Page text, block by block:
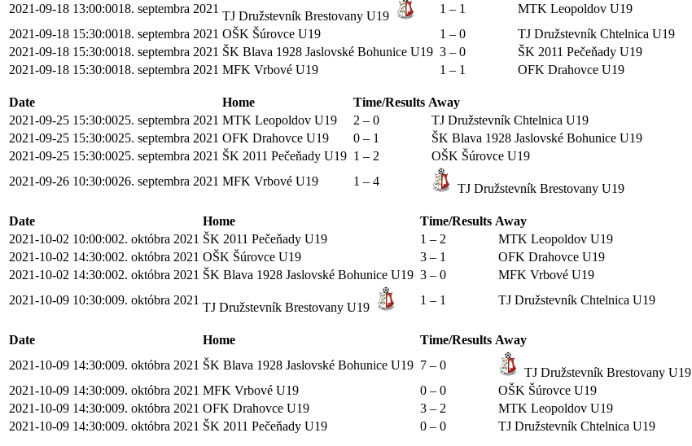
2021-09-18 13:00:0018. septembra 2021
TJ Družstevník Brestovany U19
1 – 1
MTK Leopoldov U19
2021-09-18 15:30:0018. septembra 2021 OŠK Šúrovce U19 1 – 0
TJ Družstevník Chtelnica U19
2021-09-18 15:30:0018. septembra 2021 ŠK Blava 1928 Jaslovské Bohunice U19 3 – 0
ŠK 2011 Pečeňady U19
2021-09-18 15:30:0018. septembra 2021 MFK Vrbové U19 1 – 1 OFK Drahovce U19
Date Home Time/Results Away
2021-09-25 15:30:0025. septembra 2021 MTK Leopoldov U19 2 – 0
TJ Družstevník Chtelnica U19
2021-09-25 15:30:0025. septembra 2021 OFK Drahovce U19 0 – 1
ŠK Blava 1928 Jaslovské Bohunice U19
2021-09-25 15:30:0025. septembra 2021 ŠK 2011 Pečeňady U19 1 – 2
OŠK Šúrovce U19
2021-09-26 10:30:0026. septembra 2021 MFK Vrbové U19 1 – 4
TJ Družstevník Brestovany U19
Date Home Time/Results Away
2021-10-02 10:00:002. októbra 2021 ŠK 2011 Pečeňady U19 1 – 2
MTK Leopoldov U19
2021-10-02 14:30:002. októbra 2021 OŠK Šúrovce U19 3 – 1
OFK Drahovce U19
2021-10-02 14:30:002. októbra 2021 ŠK Blava 1928 Jaslovské Bohunice U19 3 – 0
MFK Vrbové U19
2021-10-09 10:30:009. októbra 2021
TJ Družstevník Brestovany U19
1 – 1 TJ Družstevník Chtelnica U19
Date Home Time/Results Away
2021-10-09 14:30:009. októbra 2021 ŠK Blava 1928 Jaslovské Bohunice U19 7 – 0
TJ Družstevník Brestovany U19
2021-10-09 14:30:009. októbra 2021 MFK Vrbové U19 0 – 0
OŠK Šúrovce U19
2021-10-09 14:30:009. októbra 2021 OFK Drahovce U19 3 – 2
MTK Leopoldov U19
2021-10-09 14:30:009. októbra 2021 ŠK 2011 Pečeňady U19 0 – 0 TJ Družstevník Chtelnica U19